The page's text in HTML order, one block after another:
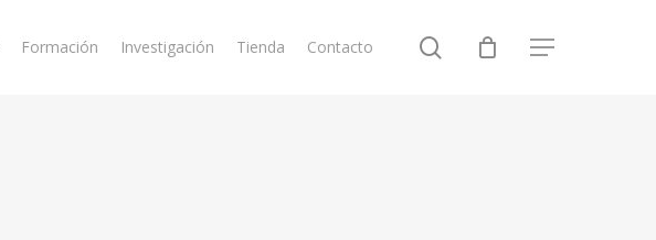
Formación Investigación Tienda Contacto search Menu